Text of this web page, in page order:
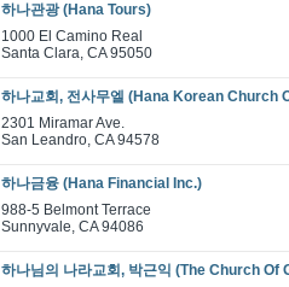
하나관광 (Hana Tours)
1000 El Camino Real
Santa Clara, CA 95050
하나교회, 전사무엘 (Hana Korean Church
2301 Miramar Ave.
San Leandro, CA 94578
하나금융 (Hana Financial Inc.)
988-5 Belmont Terrace
Sunnyvale, CA 94086
하나님의 나라교회, 박근익 (The Church Of